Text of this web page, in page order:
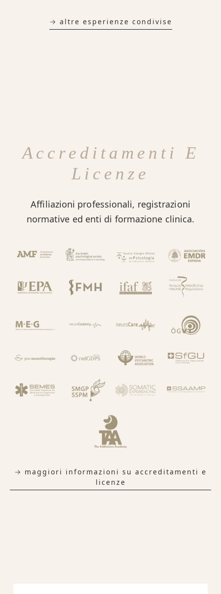
→ altre esperienze condivise
Accreditamenti E
Licenze
Affiliazioni professionali, registrazioni
normative ed enti di formazione clinica.
→ maggiori informazioni su accreditamenti e
licenze